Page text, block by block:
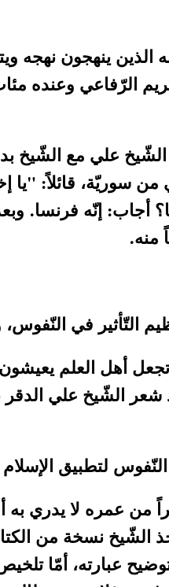
ينهجون نهجه
الرّفاعي وعنده
وكبير في إشعال لهيب الثّورة السّورية
الفرنسي من سوريّة،
أجاب: إنّه فرنسا.
منه.
التّأثير في
تجعل أهل العلم
الشّيخ علي الدقر
النّفوس لتطبيق
من عمره لا يدري
الشّيخ نسخة من
عبارته، أمّا